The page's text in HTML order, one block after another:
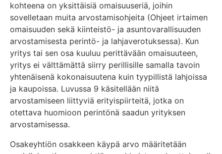
kohteena on yksittäisiä omaisuuseriä, joihin
sovelletaan muita arvostamisohjeita (Ohjeet irtaimen
omaisuuden sekä kiinteistö- ja asuntovarallisuuden
arvostamisesta perintö- ja lahjaverotuksessa). Kun
yritys tai sen osa kuuluu perittävään omaisuuteen,
yritys ei välttämättä siirry perillisille samalla tavoin
yhtenäisenä kokonaisuutena kuin tyypillistä lahjoissa
ja kaupoissa. Luvussa 9 käsitellään niitä
arvostamiseen liittyviä erityispiirteitä, jotka on
otettava huomioon perintönä saadun yrityksen
arvostamisessa.
Osakeyhtiön osakkeen käypä arvo määritetään